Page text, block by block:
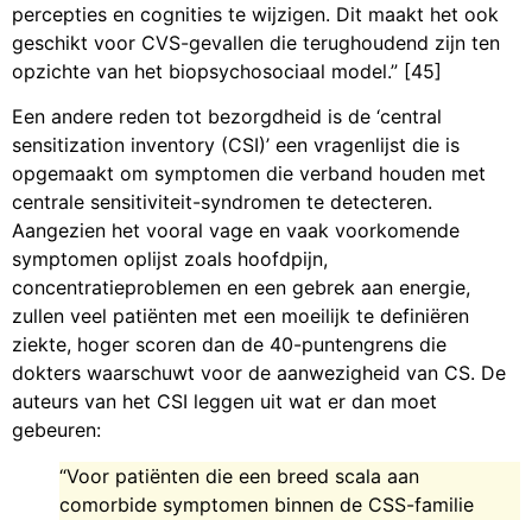
percepties en cognities te wijzigen. Dit maakt het ook
geschikt voor CVS-gevallen die terughoudend zijn ten
opzichte van het biopsychosociaal model.” [45]
Een andere reden tot bezorgdheid is de ‘central
sensitization inventory (CSI)’ een vragenlijst die is
opgemaakt om symptomen die verband houden met
centrale sensitiviteit-syndromen te detecteren.
Aangezien het vooral vage en vaak voorkomende
symptomen oplijst zoals hoofdpijn,
concentratieproblemen en een gebrek aan energie,
zullen veel patiënten met een moeilijk te definiëren
ziekte, hoger scoren dan de 40-puntengrens die
dokters waarschuwt voor de aanwezigheid van CS. De
auteurs van het CSI leggen uit wat er dan moet
gebeuren:
“Voor patiënten die een breed scala aan
comorbide symptomen binnen de CSS-familie